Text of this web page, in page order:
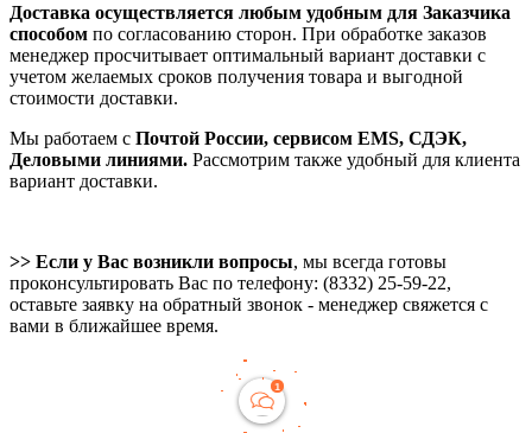
Доставка осуществляется любым удобным для Заказчика
способом по согласованию сторон. При обработке заказов
менеджер просчитывает оптимальный вариант доставки с
учетом желаемых сроков получения товара и выгодной
стоимости доставки.
Мы работаем с Почтой России, сервисом EMS, СДЭК,
Деловыми линиями. Рассмотрим также удобный для клиента
вариант доставки.
>> Если у Вас возникли вопросы, мы всегда готовы
проконсультировать Вас по телефону: (8332) 25-59-22,
оставьте заявку на обратный звонок - менеджер свяжется с
вами в ближайшее время.